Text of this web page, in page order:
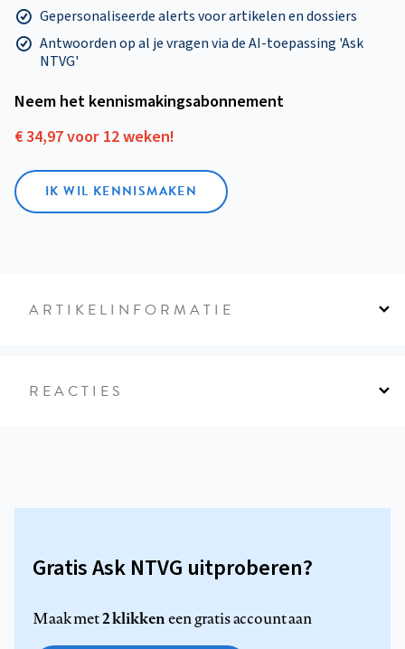
Gepersonaliseerde alerts voor artikelen en dossiers
Antwoorden op al je vragen via de AI-toepassing 'Ask
NTVG'
Neem het kennismakings­abonnement
€ 34,97 voor 12 weken!
IK WIL KENNISMAKEN
ARTIKELINFORMATIE
REACTIES
Gratis Ask NTVG uitproberen?
Maak met2 klikkeneen gratis account aan